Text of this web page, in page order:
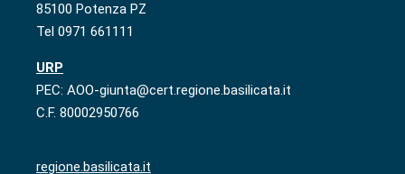
85100 Potenza PZ
Tel 0971 661111
URP
PEC: AOO-giunta@cert.regione.basilicata.it
C.F. 80002950766
regione.basilicata.it